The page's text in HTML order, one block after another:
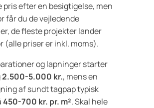
pris efter en besigtigelse, men
får du de vejledende
de fleste projekter lander
(alle priser er inkl. moms).
og lapninger starter
2.500-5.000 kr., mens en
af sundt tagpap typisk
450-700 kr. pr. m². Skal hele